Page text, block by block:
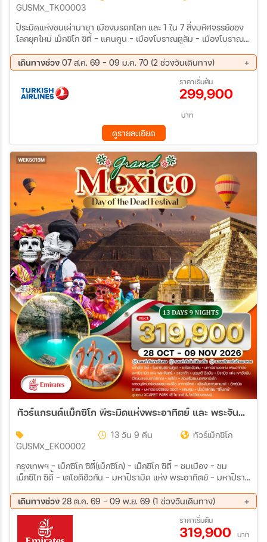
GUSMX_TK00003
ปิระมิดแห่งชนเผ่ามายา เมืองมรดกโลก และ 1 ใน 7 สิ่งมหัศจรรย์ของ
โลกยุคใหม่ เม็กซิโก ซิตี้ – แคนคูน – เมืองโบราณตูลัม – เมืองโบราณชิ
มหัศจรรย์ของโลกยุคใหม่) เมรีดา – อูซมาล – คาบาห์– เม็กซิโก ซิตี้ –
เตโอติฮัวคัน – ฮาวานา – ไวนาเลส – ซานตาคลารา เซียนฟวยโกส
ตรินิแดด – กามากูเอย์ – บายาโม – ซานเตียโก เดอ คิวบา – ไมอามี่
เดินทางช่วง 07 ส.ค. 69 - 09 ม.ค. 70 (2 ช่วงวันเดินทาง)
25 ธ.ค. 69 - 09 ม.ค. 70
ราคาเริ่มต้น
299,900
บาท
ดูรายละเอียด
ทัวร์แกรนด์แม็กซิโก พีระมิดแห่งพระอาทิตย์ และ พระจันทร์ เทศกาล Day of the Dead 13 วัน (EK) 28 OCT - 09 NOV 26
GUSMX_EK00002
13 วัน 9 คืน ทัวร์เม็กซิโก
กรุงเทพฯ - เม็กซิโก ซิตี้(เม็กซิโก) - เม็กซิโก ซิตี้ - ชมเมือง - ชม
เม็กซิโก ซิตี้ - เตโอติฮัวกัน - มหาปิรามิด แห่ง พระอาทิตย์ - มหาปิรา
Dead 2026” - มอนเต้ อัลบัน - ปิรามิด แห่ง เขาอัลบัน - (วัฒนธรรม
ซาโปเทค) - เมริด้า - ล่องเรือชมนกฟลามิงโก
เดินทางช่วง 28 ต.ค. 69 - 09 พ.ย. 69 (1 ช่วงวันเดินทาง)
28 ต.ค. 69 - 09 พ.ย. 69 ราคาเริ่มต้น
319,900 บาท